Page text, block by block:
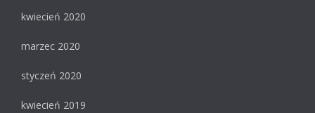
kwiecień 2020
marzec 2020
styczeń 2020
kwiecień 2019